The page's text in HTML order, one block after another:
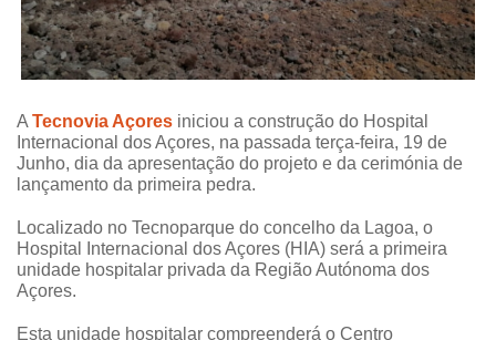
A Tecnovia Açores iniciou a construção do Hospital
Internacional dos Açores, na passada terça-feira, 19 de
Junho, dia da apresentação do projeto e da cerimónia de
lançamento da primeira pedra.
Localizado no Tecnoparque do concelho da Lagoa, o
Hospital Internacional dos Açores (HIA) será a primeira
unidade hospitalar privada da Região Autónoma dos
Açores.
Esta unidade hospitalar compreenderá o Centro